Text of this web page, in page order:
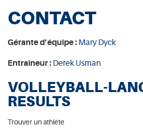
CONTACT
Gérante d’équipe : Mary Dyck
Entraîneur : Derek Usman
VOLLEYBALL-
RESULTS
Trouver un athlète